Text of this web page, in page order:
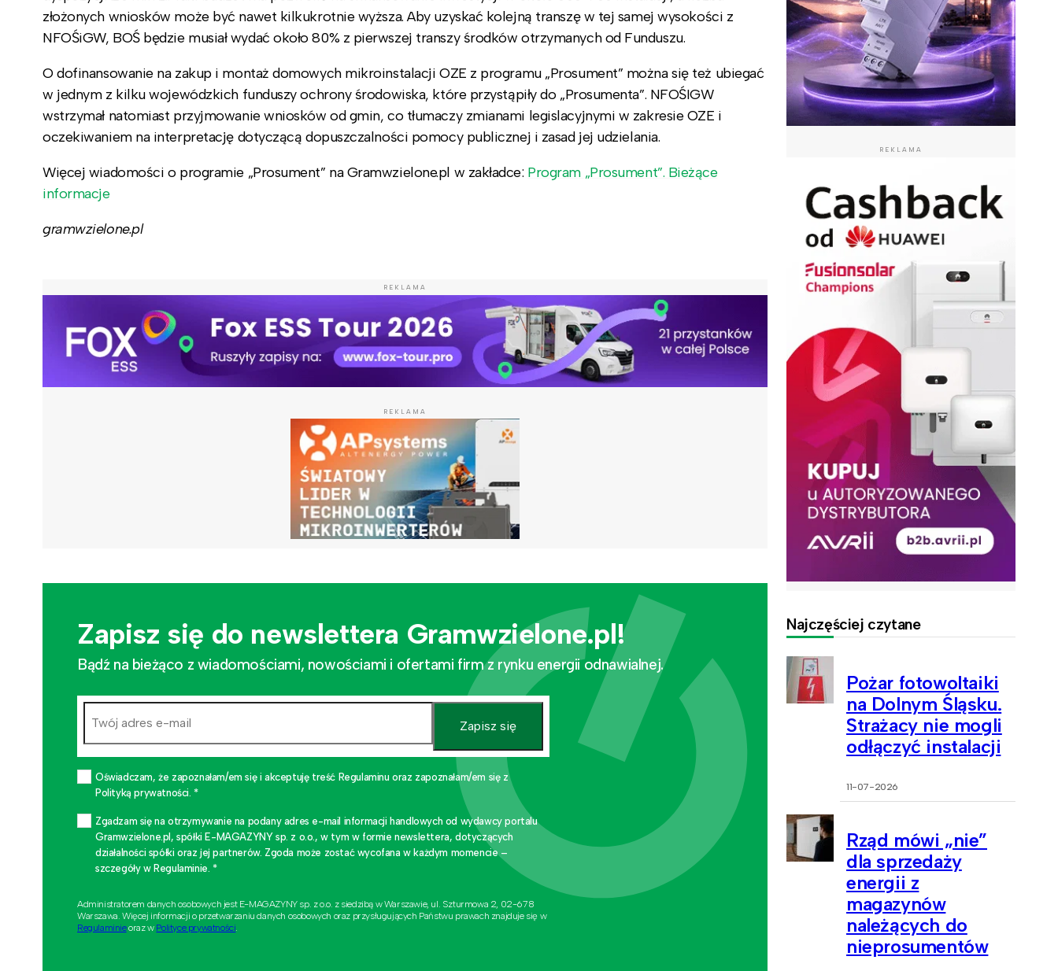
złożonych wniosków może być nawet kilkukrotnie wyższa. Aby uzyskać kolejną transzę w tej samej wysokości z
NFOŚiGW, BOŚ będzie musiał wydać około 80% z pierwszej transzy środków otrzymanych od Funduszu.
O dofinansowanie na zakup i montaż domowych mikroinstalacji OZE z programu „Prosument” można się też ubiegać
w jednym z kilku wojewódzkich funduszy ochrony środowiska, które przystąpiły do „Prosumenta”. NFOŚIGW
wstrzymał natomiast przyjmowanie wniosków od gmin, co tłumaczy zmianami legislacyjnymi w zakresie OZE i
oczekiwaniem na interpretację dotyczącą dopuszczalności pomocy publicznej i zasad jej udzielania.
Więcej wiadomości o programie „Prosument” na Gramwzielone.pl w zakładce: Program „Prosument”. Bieżące
informacje
gramwzielone.pl
REKLAMA
REKLAMA
Zapisz się do newslettera Gramwzielone.pl!
Bądź na bieżąco z wiadomościami, nowościami i ofertami firm z rynku energii odnawialnej.
Zapisz się
Oświadczam, że zapoznałam/em się i akceptuję treść Regulaminu oraz zapoznałam/em się z
Polityką prywatności. *
Zgadzam się na otrzymywanie na podany adres e-mail informacji handlowych od wydawcy portalu
Gramwzielone.pl, spółki E-MAGAZYNY sp. z o.o., w tym w formie newslettera, dotyczących
działalności spółki oraz jej partnerów. Zgoda może zostać wycofana w każdym momencie –
szczegóły w Regulaminie. *
Administratorem danych osobowych jest E-MAGAZYNY sp. z o.o. z siedzibą w Warszawie, ul. Szturmowa 2, 02-678
Warszawa. Więcej informacji o przetwarzaniu danych osobowych oraz przysługujących Państwu prawach znajduje się w
Regulaminieoraz w Polityce prywatności
REKLAMA
Najczęściej czytane
Pożar fotowoltaiki
na Dolnym Śląsku.
Strażacy nie mogli
odłączyć instalacji
11-07-2026
Rząd mówi „nie”
dla sprzedaży
energii z
magazynów
należących do
nieprosumentów